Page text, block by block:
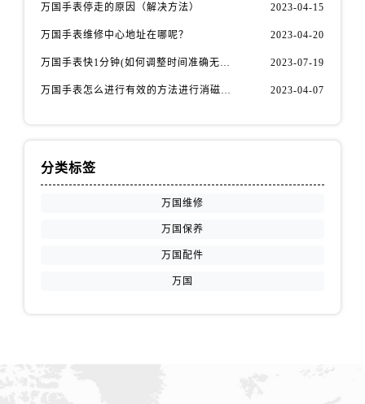
万国手表停走的原因（解决方法） 2023-04-15
万国手表维修中心地址在哪呢？ 2023-04-20
2023-07-19
2023-04-07
分类标签
万国维修
万国保养
万国配件
万国